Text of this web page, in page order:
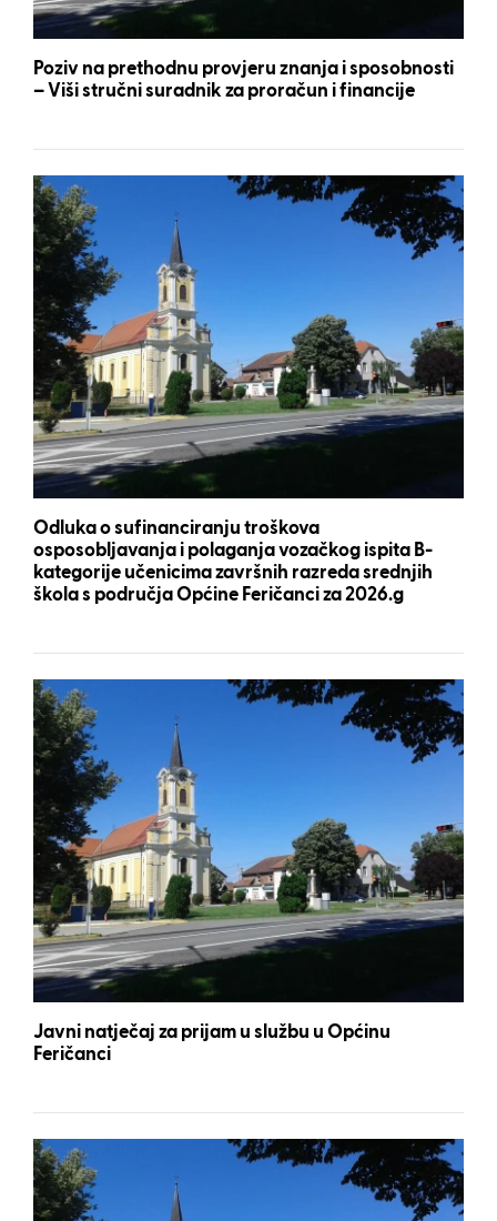
Poziv na prethodnu provjeru znanja i sposobnosti
– Viši stručni suradnik za proračun i financije
Odluka o sufinanciranju troškova
osposobljavanja i polaganja vozačkog ispita B-
kategorije učenicima završnih razreda srednjih
škola s područja Općine Feričanci za 2026.g
Javni natječaj za prijam u službu u Općinu
Feričanci